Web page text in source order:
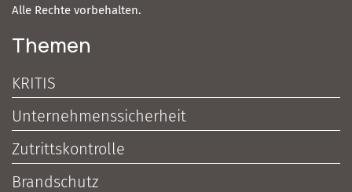
Alle Rechte vorbehalten.
Themen
KRITIS
Unternehmenssicherheit
Zutrittskontrolle
Brandschutz